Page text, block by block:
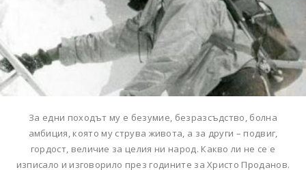
За едни походът му е безумие, безразсъдство, болна
амбиция, която му струва живота, а за други – подвиг,
гордост, величие за целия ни народ. Какво ли не се е
изписало и изговорило през годините за Христо Проданов.